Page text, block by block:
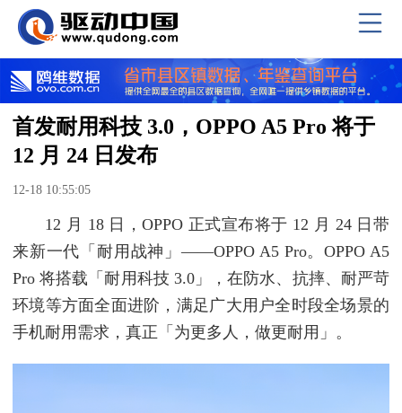
首发耐用科技 3.0，OPPO A5 Pro 将于
12 月 24 日发布
12-18 10:55:05
12 月 18 日，OPPO 正式宣布将于 12 月 24 日带
来新一代「耐用战神」——OPPO A5 Pro。OPPO A5
Pro 将搭载「耐用科技 3.0」，在防水、抗摔、耐严苛
环境等方面全面进阶，满足广大用户全时段全场景的
手机耐用需求，真正「为更多人，做更耐用」。